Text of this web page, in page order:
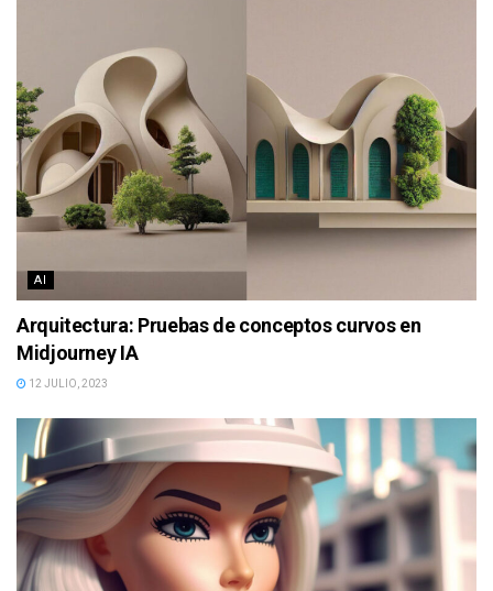
AI
Arquitectura: Pruebas de conceptos curvos en
Midjourney IA
12 JULIO, 2023